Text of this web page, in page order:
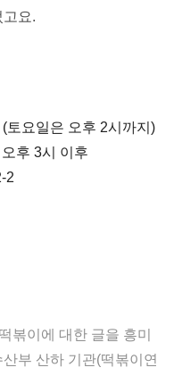
요.
일은 오후 2시까지)
오후 3시 이후
2
떡볶이에 대한 글을 흥미
부 산하 기관(떡볶이연